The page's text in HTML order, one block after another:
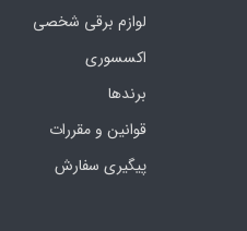
لوازم برقی شخصی
اکسسوری
برندها
قوانین و مقررات
پیگیری سفارش